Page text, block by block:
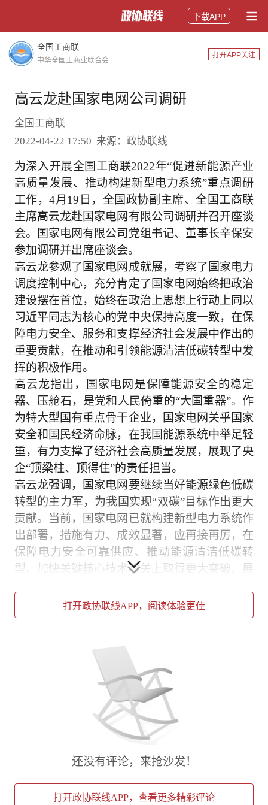
下载APP
全国工商联
中华全国工商业联合会
打开APP关注
高云龙赴国家电网公司调研
全国工商联
2022-04-22 17:50 来源：政协联线
为深入开展全国工商联2022年“促进新能源产业
高质量发展、推动构建新型电力系统”重点调研
工作，4月19日，全国政协副主席、全国工商联
主席高云龙赴国家电网有限公司调研并召开座谈
会。国家电网有限公司党组书记、董事长辛保安
参加调研并出席座谈会。
高云龙参观了国家电网成就展，考察了国家电力
调度控制中心，充分肯定了国家电网始终把政治
建设摆在首位，始终在政治上思想上行动上同以
习近平同志为核心的党中央保持高度一致，在保
障电力安全、服务和支撑经济社会发展中作出的
重要贡献，在推动和引领能源清洁低碳转型中发
挥的积极作用。
高云龙指出，国家电网是保障能源安全的稳定
器、压舱石，是党和人民倚重的“大国重器”。作
为特大型国有重点骨干企业，国家电网关乎国家
安全和国民经济命脉，在我国能源系统中举足轻
重，有力支撑了经济社会高质量发展，展现了央
企“顶梁柱、顶得住”的责任担当。
高云龙强调，国家电网要继续当好能源绿色低碳
转型的主力军，为我国实现“双碳”目标作出更大
贡献。当前，国家电网已就构建新型电力系统作
出部署，措施有力、成效显著，应再接再厉，在
保障电力安全可靠供应、推动能源清洁低碳转
型、加快关键核心技术攻关上取得更大突破、展
发展的引领者，带动产业链上下游民营企业协同
发展。他强调，国家电网要更好发挥行业领军企
绿电使用交易等方面，加强与民营企业合作，充
分发挥各自比较优势，协同推进新能源产业链和
创新链建设。国家电网要努力当好能源改革顶层
设计的智囊，为现代能源体系建设提供智力支
撑。他表示，国家电网是构建新型电力系统的直
接参与者、建设者，拥有雄厚的科研实力，希望
在重点课题后续研究方面，给予全国工商联更多
调研中，辛保安介绍了国家电网深入贯彻习近平
打开政协联线APP，阅读体验更佳
还没有评论，来抢沙发！
打开政协联线APP，查看更多精彩评论